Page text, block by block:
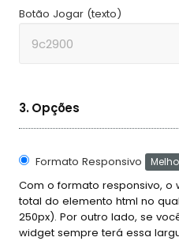
Botão Jogar (texto)
3. Opções
Formato Responsivo
Com o formato responsivo,
total do elemento html no
250px). Por outro lado, se
widget sempre terá essa